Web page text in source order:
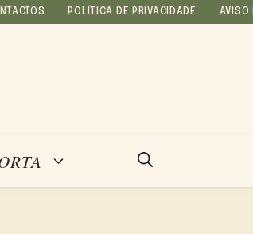
POLÍTICA DE PRIVACIDADE AVISO